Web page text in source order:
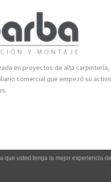
en proyectos de alta carpintería,
comercial que empezó su
que usted tenga la mejor experiencia